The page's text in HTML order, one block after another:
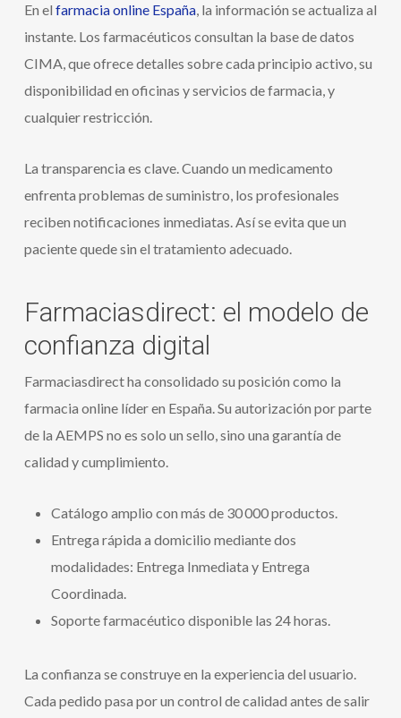
En el farmacia online España, la información se actualiza al
instante. Los farmacéuticos consultan la base de datos
CIMA, que ofrece detalles sobre cada principio activo, su
disponibilidad en oficinas y servicios de farmacia, y
cualquier restricción.
La transparencia es clave. Cuando un medicamento
enfrenta problemas de suministro, los profesionales
reciben notificaciones inmediatas. Así se evita que un
paciente quede sin el tratamiento adecuado.
Farmaciasdirect: el modelo de
confianza digital
Farmaciasdirect ha consolidado su posición como la
farmacia online líder en España. Su autorización por parte
de la AEMPS no es solo un sello, sino una garantía de
calidad y cumplimiento.
Catálogo amplio con más de 30 000 productos.
Entrega rápida a domicilio mediante dos
modalidades: Entrega Inmediata y Entrega
Coordinada.
Soporte farmacéutico disponible las 24 horas.
La confianza se construye en la experiencia del usuario.
Cada pedido pasa por un control de calidad antes de salir